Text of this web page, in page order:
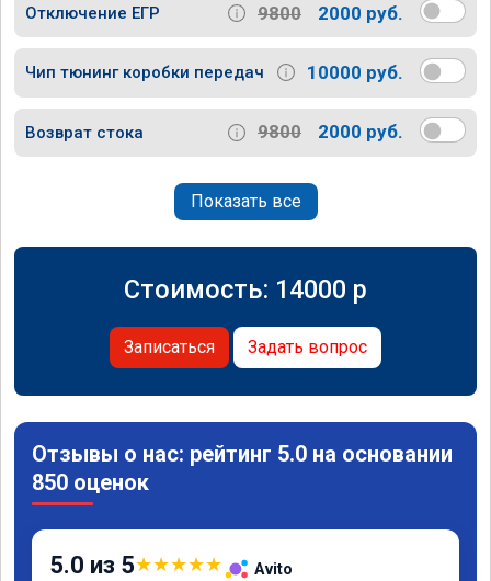
Отключение ЕГР 9800 2000 руб.
Чип тюнинг коробки передач 10000 руб.
Возврат стока 9800 2000 руб.
Показать все
Стоимость: 14000 p
Записаться Задать вопрос
Отзывы о нас: рейтинг 5.0 на основании
850 оценок
5.0 из 5★★★★★ Avito